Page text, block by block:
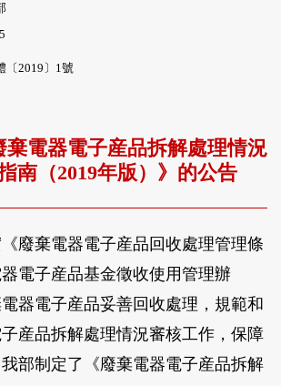
〔2019〕1號
棄電器電子産品拆解處理情況
南（2019年版）》的公告
棄電器電子産品回收處理管理條
電子産品基金徵收使用管理辦
器電子産品妥善回收處理，規範和
産品拆解處理情況審核工作，保障
部制定了《廢棄電器電子産品拆解